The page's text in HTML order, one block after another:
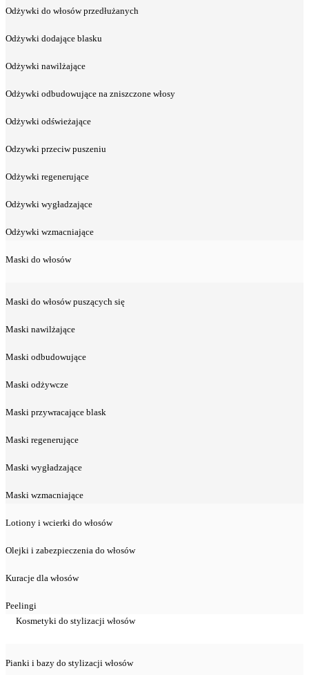
Odżywki do włosów przedłużanych
Odżywki dodające blasku
Odżywki nawilżające
Odżywki odbudowujące na zniszczone włosy
Odżywki odświeżające
Odzywki przeciw puszeniu
Odżywki regenerujące
Odżywki wygładzające
Odżywki wzmacniające
Maski do włosów
Maski do włosów puszących się
Maski nawilżające
Maski odbudowujące
Maski odżywcze
Maski przywracające blask
Maski regenerujące
Maski wygładzające
Maski wzmacniające
Lotiony i wcierki do włosów
Olejki i zabezpieczenia do włosów
Kuracje dla włosów
Peelingi
Kosmetyki do stylizacji włosów
Pianki i bazy do stylizacji włosów